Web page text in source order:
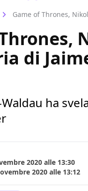
Game of Thrones,
di
ha
2020 alle 13:30
2020 alle 13:12